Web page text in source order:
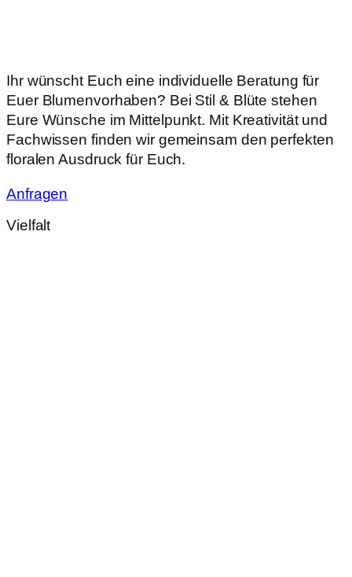
Ihr wünscht Euch eine individuelle Beratung für
Euer Blumenvorhaben? Bei Stil & Blüte stehen
Eure Wünsche im Mittelpunkt. Mit Kreativität und
Fachwissen finden wir gemeinsam den perfekten
floralen Ausdruck für Euch.
Anfragen
Vielfalt